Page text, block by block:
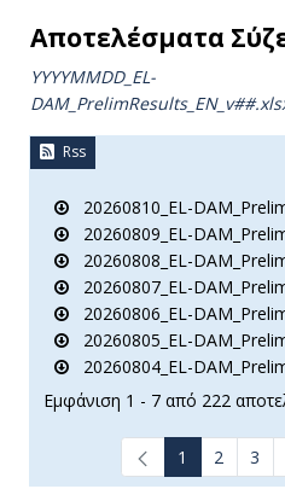
Αποτελέσματα
YYYYMMDD_EL-
Rss
20260810_EL-
20260809_EL-
20260808_EL-
20260807_EL-
20260806_EL-
20260805_EL-
20260804_EL-
Εμφάνιση 1 - 7 από 222
1 2 3